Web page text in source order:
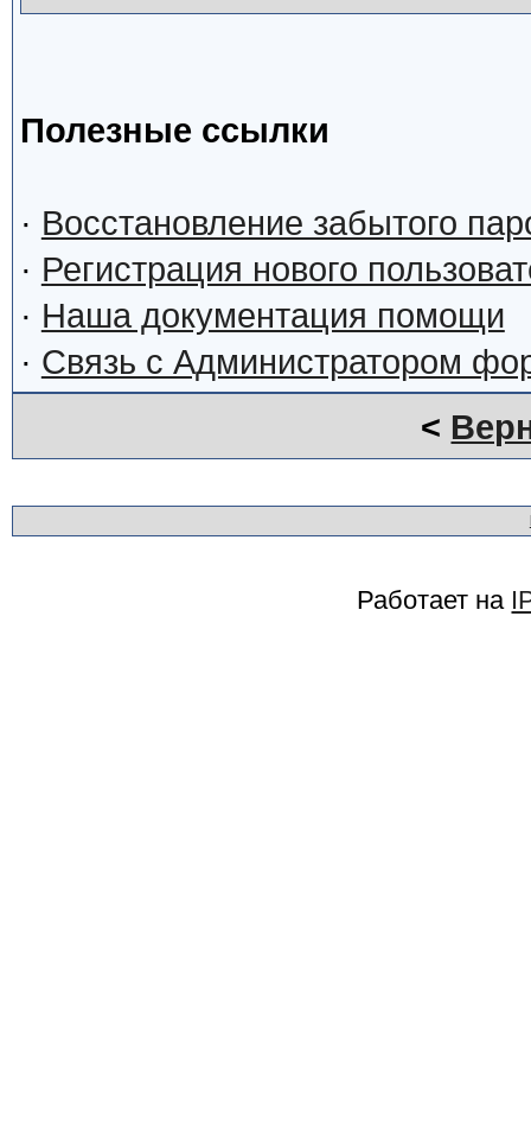
Полезные ссылки
· Восстановление забытого
· Регистрация нового
· Наша документация помощи
· Связь с Администратором
<
Работает на